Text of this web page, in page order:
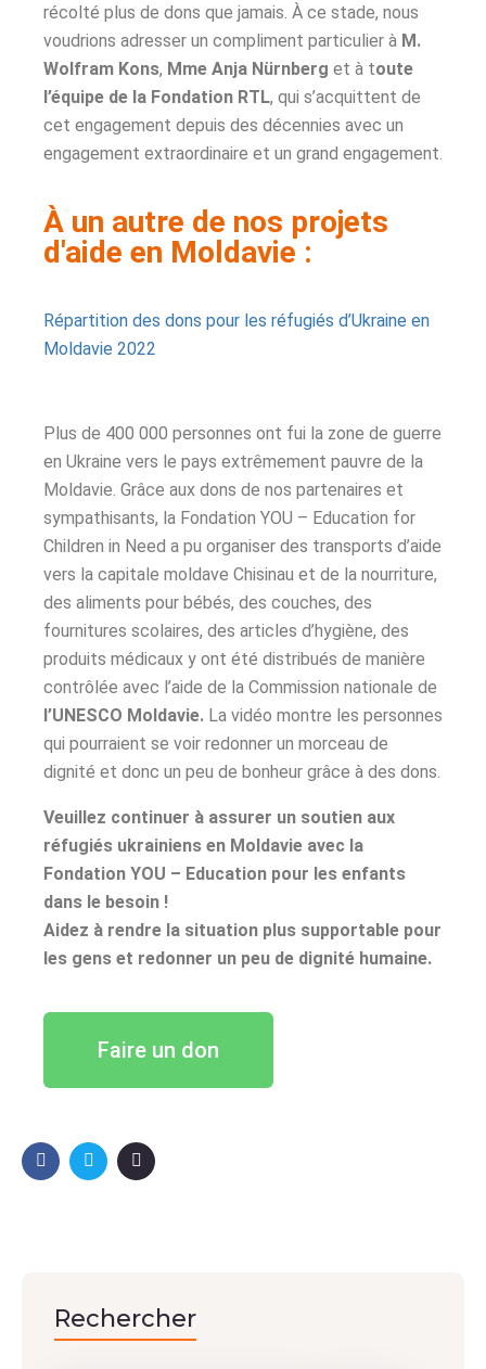
récolté plus de dons que jamais. À ce stade, nous
voudrions adresser un compliment particulier à M.
Wolfram Kons, Mme Anja Nürnberg et à toute
l’équipe de la Fondation RTL, qui s’acquittent de
cet engagement depuis des décennies avec un
engagement extraordinaire et un grand engagement.
À un autre de nos projets
d'aide en Moldavie :
Répartition des dons pour les réfugiés d’Ukraine en
Moldavie 2022
Plus de 400 000 personnes ont fui la zone de guerre
en Ukraine vers le pays extrêmement pauvre de la
Moldavie. Grâce aux dons de nos partenaires et
sympathisants, la Fondation YOU – Education for
Children in Need a pu organiser des transports d’aide
vers la capitale moldave Chisinau et de la nourriture,
des aliments pour bébés, des couches, des
fournitures scolaires, des articles d’hygiène, des
produits médicaux y ont été distribués de manière
contrôlée avec l’aide de la Commission nationale de
l’UNESCO Moldavie. La vidéo montre les personnes
qui pourraient se voir redonner un morceau de
dignité et donc un peu de bonheur grâce à des dons.
Veuillez continuer à assurer un soutien aux
réfugiés ukrainiens en Moldavie avec la
Fondation YOU – Education pour les enfants
dans le besoin !
Aidez à rendre la situation plus supportable pour
les gens et redonner un peu de dignité humaine.
Faire un don
Rechercher